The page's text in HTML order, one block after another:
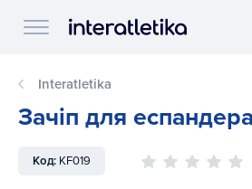
Interatletika
Зачіп для
Код: KF019